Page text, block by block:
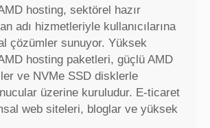
hosting, sektörel hazır
adı hizmetleriyle kullanıcılarına
çözümler sunuyor. Yüksek
hosting paketleri, güçlü AMD
ve NVMe SSD disklerle
üzerine kuruludur. E-ticaret
web siteleri, bloglar ve yüksek